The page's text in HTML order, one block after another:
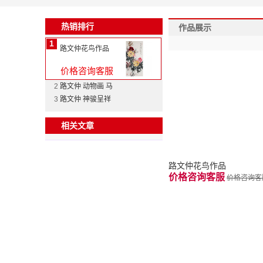
热销排行
1
路文仲花鸟作品
价格咨询客服
2 路文仲 动物画 马
3 路文仲 神骏呈祥
相关文章
作品展示
路文仲花鸟作品
价格咨询客服 价格咨询